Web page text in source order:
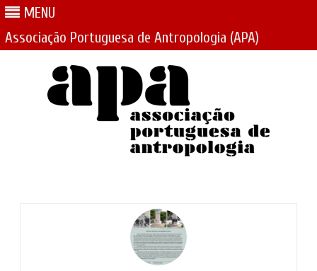
MENU
Associação Portuguesa de Antropologia (APA)